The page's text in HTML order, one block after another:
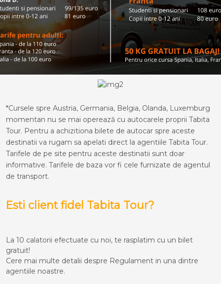
*Cursele spre Austria, Germania, Belgia, Olanda, Luxemburg
momentan nu se mai operează cu autocarele proprii Tabita
Tour. Pentru a achizitiona bilete de autocar spre aceste
destinatii va rugam sa apelati direct la agentiile Tabita Tour.
Tarifele de pe site pentru aceste destinatii sunt doar
informative. Tarifele de baza vor fi cele furnizate de agentul
de transport.
Esti client fidel Tabita Tour?
La 10 calatorii efectuate cu noi, te rasplatim cu un bilet
gratuit!
Cere mai multe detalii despre Regulament in una dintre
agentiile noastre.